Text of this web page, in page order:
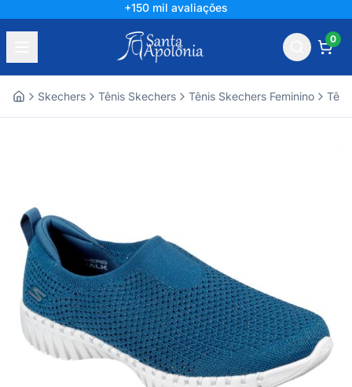
+150 mil avaliações
0
Skechers Tênis Skechers Tênis Skechers Feminino